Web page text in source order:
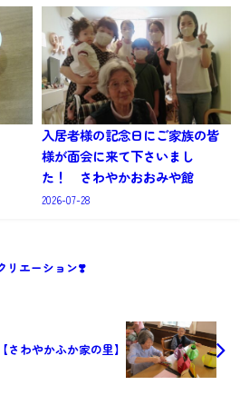
入居者様の記念日にご家族の皆
様が面会に来て下さいまし
た！ さわやかおおみや館
2026-07-28
リエーション❣️
さわやかふか家の里】